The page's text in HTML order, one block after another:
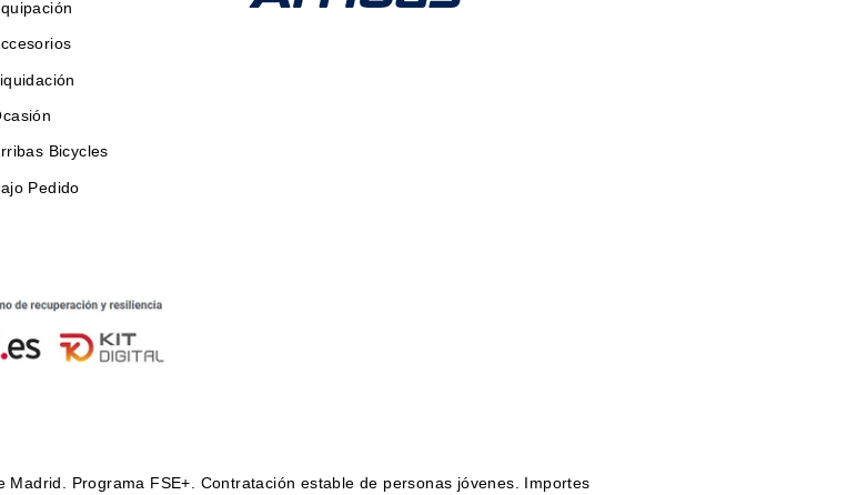
Bicycles
Pedido
Programa FSE+. Contratación estable de personas jóvenes. Importes